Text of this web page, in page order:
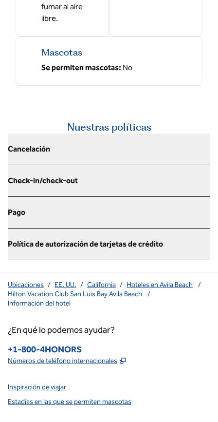
fumar al aire
libre.
Mascotas
Se permiten mascotas: No
Nuestras políticas
Cancelación
Check-in/check-out
Pago
Política de autorización de tarjetas de crédito
Ubicaciones / EE. UU. / California / Hoteles en Avila Beach
/
Hilton Vacation Club San Luis Bay Avila Beach
/
Información del hotel
¿En qué lo podemos ayudar?
Teléfono:
+1-800-4HONORS
Números de teléfono internacionales ,
Inspiración de viajar
Estadías en las que se permiten mascotas